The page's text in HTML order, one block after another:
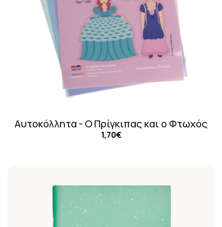
Αυτοκόλλητα - Ο Πρίγκιπας και ο Φτωχός
1,70€